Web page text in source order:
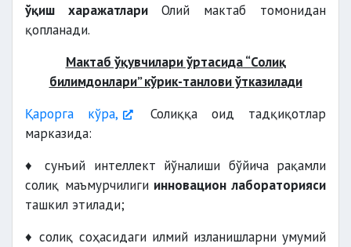
ўқиш харажатлари Олий мактаб томонидан
қопланади.
Мактаб ўқувчилари ўртасида “Солиқ
билимдонлари” кўрик-танлови ўтказилади
Қарорга кўра,
Солиққа оид тадқиқотлар
марказида:
♦ сунъий интеллект йўналиши бўйича рақамли
солиқ маъмурчилигиинновацион лабораторияси
ташкил этилади;
♦ солиқ соҳасидаги илмий изланишларни умумий